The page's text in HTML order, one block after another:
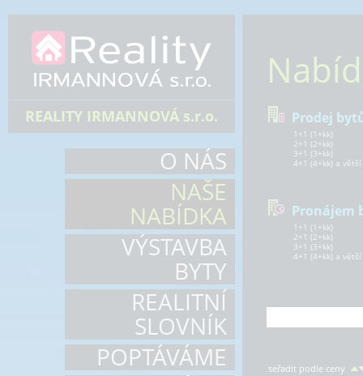
REALITY IRMANNOVÁ s.r.o.
O NÁS
NAŠE
NABÍDKA
VÝSTAVBA
BYTY
REALITNÍ
SLOVNÍK
POPTÁVÁME
Prodej
1+1 (1+kk)
2+1 (2+kk)
3+1 (3+kk)
4+1 (4+kk) a větší
Pronájem
1+1 (1+kk)
2+1 (2+kk)
3+1 (3+kk)
4+1 (4+kk) a větší
seřadit podle ceny